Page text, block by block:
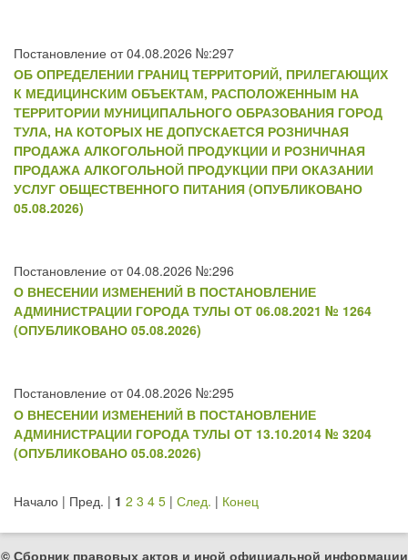
Постановление от 04.08.2026 №:297
ОБ ОПРЕДЕЛЕНИИ ГРАНИЦ ТЕРРИТОРИЙ, ПРИЛЕГАЮЩИХ
К МЕДИЦИНСКИМ ОБЪЕКТАМ, РАСПОЛОЖЕННЫМ НА
ТЕРРИТОРИИ МУНИЦИПАЛЬНОГО ОБРАЗОВАНИЯ ГОРОД
ТУЛА, НА КОТОРЫХ НЕ ДОПУСКАЕТСЯ РОЗНИЧНАЯ
ПРОДАЖА АЛКОГОЛЬНОЙ ПРОДУКЦИИ И РОЗНИЧНАЯ
ПРОДАЖА АЛКОГОЛЬНОЙ ПРОДУКЦИИ ПРИ ОКАЗАНИИ
УСЛУГ ОБЩЕСТВЕННОГО ПИТАНИЯ (ОПУБЛИКОВАНО
05.08.2026)
Постановление от 04.08.2026 №:296
О ВНЕСЕНИИ ИЗМЕНЕНИЙ В ПОСТАНОВЛЕНИЕ
АДМИНИСТРАЦИИ ГОРОДА ТУЛЫ ОТ 06.08.2021 № 1264
(ОПУБЛИКОВАНО 05.08.2026)
Постановление от 04.08.2026 №:295
О ВНЕСЕНИИ ИЗМЕНЕНИЙ В ПОСТАНОВЛЕНИЕ
АДМИНИСТРАЦИИ ГОРОДА ТУЛЫ ОТ 13.10.2014 № 3204
(ОПУБЛИКОВАНО 05.08.2026)
Начало | Пред. | 1 2 3 4 5 | След. | Конец
© Сборник правовых актов и иной официальной информации